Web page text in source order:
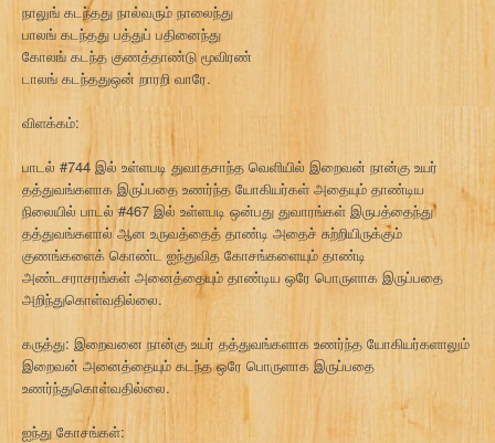
நாலுங் கடந்தது நால்வரும் நாலைந்து
பாலங் கடந்தது பத்துப் பதினைந்து
கோலங் கடந்த குணத்தாண்டு மூவிரண்
டாலங் கடந்ததுஒன் றாரறி வாரே.
விளக்கம்:
பாடல் #744 இல் உள்ளபடி துவாதசாந்த வெளியில் இறைவன் நான்கு உயர்
தத்துவங்களாக இருப்பதை உணர்ந்த யோகியர்கள் அதையும் தாண்டிய
நிலையில் பாடல் #467 இல் உள்ளபடி ஒன்பது துவாரங்கள் இருபத்தைந்து
தத்துவங்களால் ஆன உருவத்தைத் தாண்டி அதைச் சுற்றியிருக்கும்
குணங்களைக் கொண்ட ஐந்துவித கோசங்களையும் தாண்டி
அண்டசராசரங்கள் அனைத்தையும் தாண்டிய ஒரே பொருளாக இருப்பதை
அறிந்துகொள்வதில்லை.
கருத்து: இறைவனை நான்கு உயர் தத்துவங்களாக உணர்ந்த யோகியர்களாலும்
இறைவன் அனைத்தையும் கடந்த ஒரே பொருளாக இருப்பதை
உணர்ந்துகொள்வதில்லை.
ஐந்து கோசங்கள்: